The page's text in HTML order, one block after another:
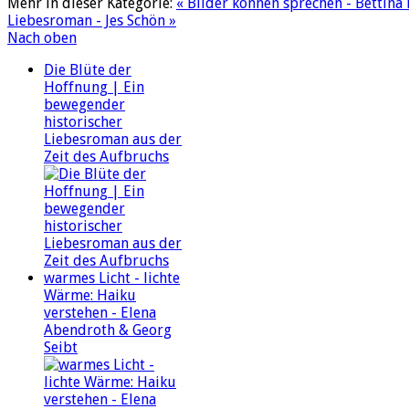
Liebesroman - Jes Schön »
Nach oben
Die Blüte der
Hoffnung | Ein
bewegender
historischer
Liebesroman aus der
Zeit des Aufbruchs
warmes Licht - lichte
Wärme: Haiku
verstehen - Elena
Abendroth & Georg
Seibt